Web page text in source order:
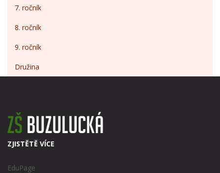
7. ročník
8. ročník
9. ročník
Družina
ZJISTĚTĚ VÍCE
EduPage